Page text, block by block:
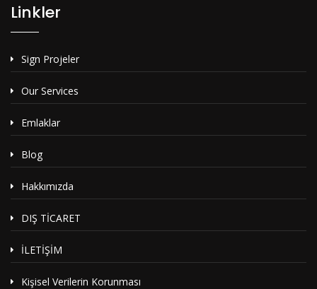
Linkler
Sign Projeler
Our Services
Emlaklar
Blog
Hakkımızda
DIŞ TİCARET
İLETİŞİM
Kişisel Verilerin Korunması